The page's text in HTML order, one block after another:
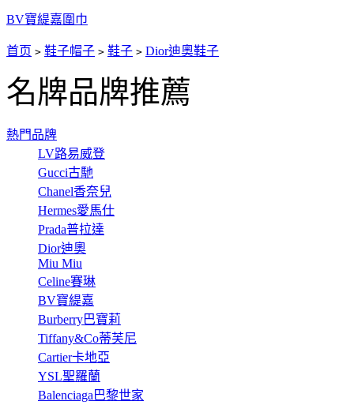
BV寶緹嘉圍巾
首页 > 鞋子帽子 > 鞋子 > Dior迪奧鞋子
名牌品牌推薦
熱門品牌
LV路易威登
Gucci古馳
Chanel香奈兒
Hermes愛馬仕
Prada普拉達
Dior迪奧
Miu Miu
Celine賽琳
BV寶緹嘉
Burberry巴寶莉
Tiffany&Co蒂芙尼
Cartier卡地亞
YSL聖羅蘭
Balenciaga巴黎世家